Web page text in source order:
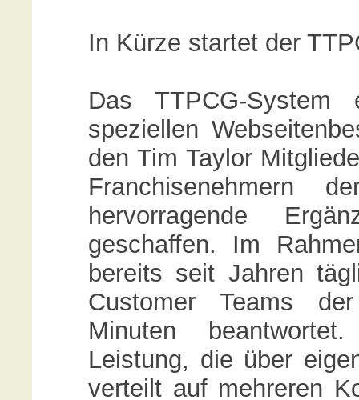
In Kürze startet der
Das TTPCG-
speziellen
den Tim Taylor
Franchisenehmern
hervorragende
geschaffen. Im
bereits seit Jahren
Customer Teams
Minuten
Leistung, die über
verteilt auf mehreren